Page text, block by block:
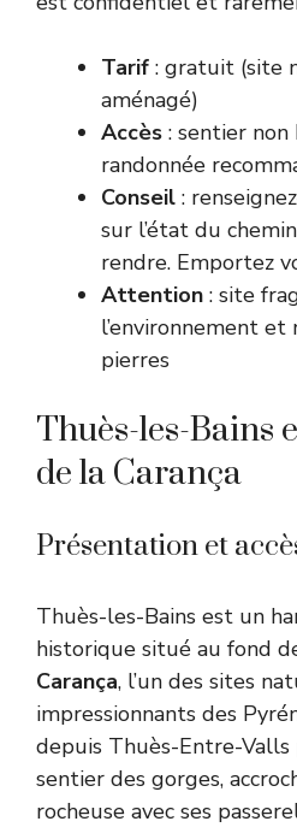
Tarif : gratuit (site
aménagé)
Accès : sentier non
randonnée
Conseil :
sur l’état du
rendre. Emportez
Attention : site
l’environnement et
pierres
Thuès-les-Bains
de la Carança
Présentation et
Thuès-les-Bains est un
historique situé au fond
Carança, l’un des sites
impressionnants des
depuis Thuès-Entre-
sentier des gorges,
rocheuse avec ses